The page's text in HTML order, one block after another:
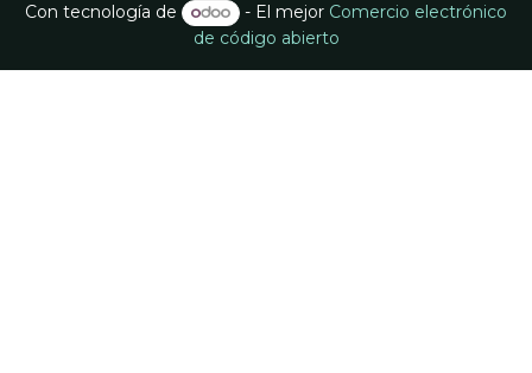
Con tecnología de - El mejor Comercio electrónico
de código abierto